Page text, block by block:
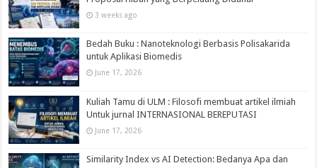
3 weeks ago
Bedah Buku : Nanoteknologi Berbasis Polisakarida
untuk Aplikasi Biomedis
June 17, 2026
Kuliah Tamu di ULM : Filosofi membuat artikel ilmiah
Untuk jurnal INTERNASIONAL BEREPUTASI
June 17, 2026
Similarity Index vs AI Detection: Bedanya Apa dan